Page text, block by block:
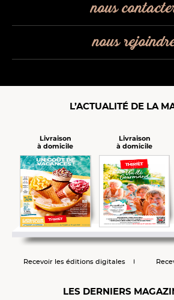
nous
nous
L’ACTUALITÉ DE LA
Livraison
à domicile
Livraison
à domicile
Recevoir les éditions digitales
LES DERNIERS